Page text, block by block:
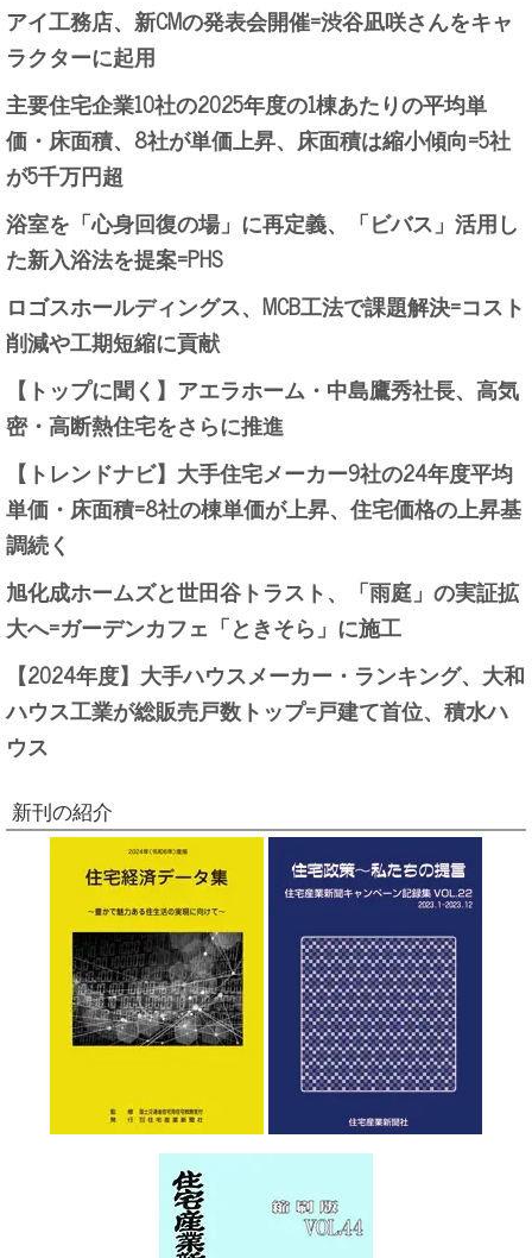
アイ工務店、新CMの発表会開催=渋谷凪咲さんをキャ
ラクターに起用
主要住宅企業10社の2025年度の1棟あたりの平均単
価・床面積、8社が単価上昇、床面積は縮小傾向=5社
が5千万円超
浴室を「心身回復の場」に再定義、「ビバス」活用し
た新入浴法を提案=PHS
ロゴスホールディングス、MCB工法で課題解決=コスト
削減や工期短縮に貢献
【トップに聞く】アエラホーム・中島鷹秀社長、高気
密・高断熱住宅をさらに推進
【トレンドナビ】大手住宅メーカー9社の24年度平均
単価・床面積=8社の棟単価が上昇、住宅価格の上昇基
調続く
旭化成ホームズと世田谷トラスト、「雨庭」の実証拡
大へ=ガーデンカフェ「ときそら」に施工
【2024年度】大手ハウスメーカー・ランキング、大和
ハウス工業が総販売戸数トップ=戸建て首位、積水ハ
ウス
新刊の紹介